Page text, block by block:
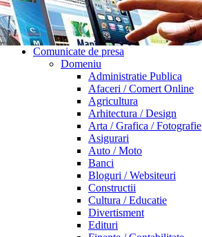
Comunicate de presa
Domeniu
Administratie Publica
Afaceri / Comert Online
Agricultura
Arhitectura / Design
Arta / Grafica / Fotografie
Asigurari
Auto / Moto
Banci
Bloguri / Websiteuri
Constructii
Cultura / Educatie
Divertisment
Edituri